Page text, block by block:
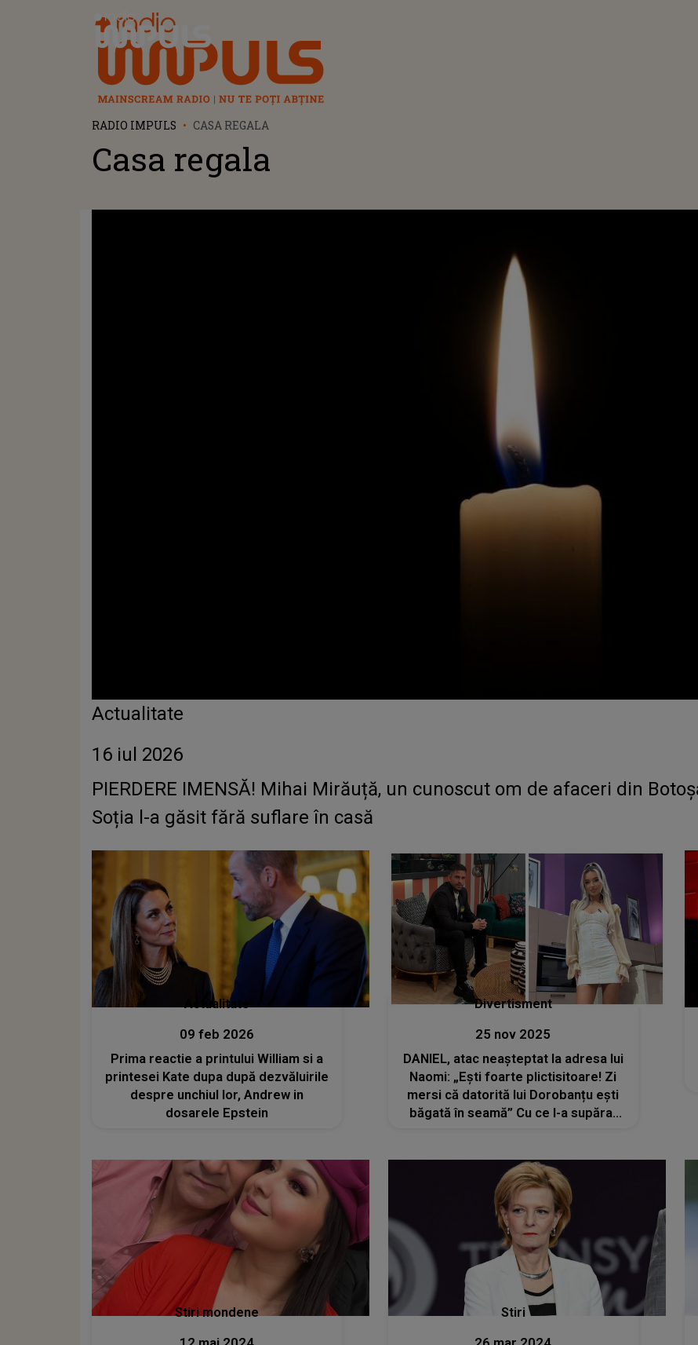
Radio Impuls
RADIO IMPULS CASA REGALA
Casa regala
Actualitate
16 iul 2026
PIERDERE IMENSĂ! Mihai Mirăuță, un cunoscut om de afaceri din
Soția l-a găsit fără suflare în casă
Actualitate
09 feb 2026
Prima reactie a printului William si a
printesei Kate dupa după dezvăluirile
despre unchiul lor, Andrew in
dosarele Epstein
Divertisment
25 nov 2025
DANIEL, atac neașteptat la adresa lui
Naomi: „Ești foarte plictisitoare! Zi
mersi că datorită lui Dorobanțu ești
băgată în seamă” Cu ce l-a supărat
să o ia la rost în mediul online?
Stiri mondene Stiri